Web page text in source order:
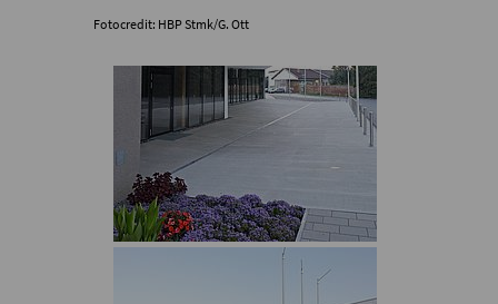
Fotocredit: HBP Stmk/G. Ott